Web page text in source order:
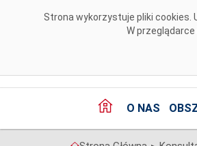
Strona wykorzystuje pliki
W
O NAS